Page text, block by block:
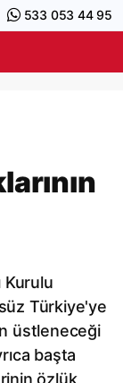
533 053 44 95
Kurulu
Türkiye'ye
üstleneceği
başta
özlük